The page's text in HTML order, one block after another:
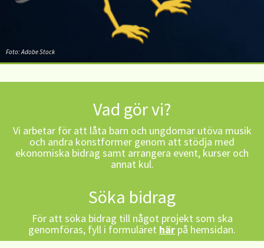
Foto: Adobe Stock
Vad gör vi?
Vi arbetar för att låta barn och ungdomar utöva musik
och andra konstformer genom att stödja med
ekonomiska bidrag samt arrangera event, kurser och
annat kul.
Söka bidrag
För att söka bidrag till något projekt som ska
genomföras, fyll i formuläret här på hemsidan.